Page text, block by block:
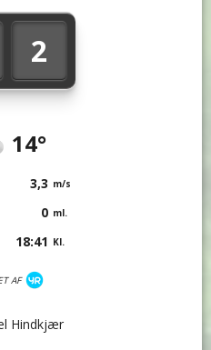
2
14°
3,3 m/s
0 ml.
18:41 Kl.
AF
Hindkjær